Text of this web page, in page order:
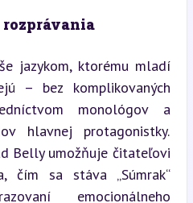
jazykom, ktorému mladí
– bez komplikovaných
monológov a
hlavnej protagonistky.
Belly umožňuje čitateľovi
sa stáva „Súmrak“
emocionálneho